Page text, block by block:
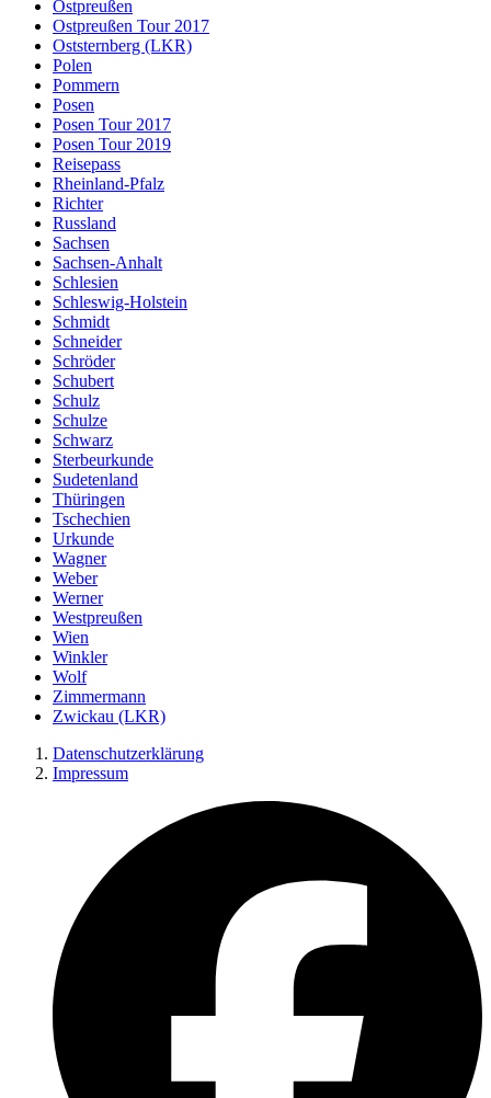
Ostpreußen
Ostpreußen Tour 2017
Oststernberg (LKR)
Polen
Pommern
Posen
Posen Tour 2017
Posen Tour 2019
Reisepass
Rheinland-Pfalz
Richter
Russland
Sachsen
Sachsen-Anhalt
Schlesien
Schleswig-Holstein
Schmidt
Schneider
Schröder
Schubert
Schulz
Schulze
Schwarz
Sterbeurkunde
Sudetenland
Thüringen
Tschechien
Urkunde
Wagner
Weber
Werner
Westpreußen
Wien
Winkler
Wolf
Zimmermann
Zwickau (LKR)
Datenschutzerklärung
Impressum